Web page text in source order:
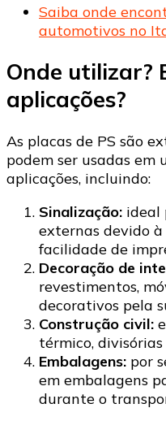
Saiba onde
automotivos no
Onde utilizar?
aplicações?
As placas de PS são
podem ser usadas em
aplicações, incluindo:
Sinalização: ideal
externas devido
facilidade de
Decoração de
revestimentos,
decorativos pela
Construção civil:
térmico, divisórias
Embalagens: por
em embalagens
durante o